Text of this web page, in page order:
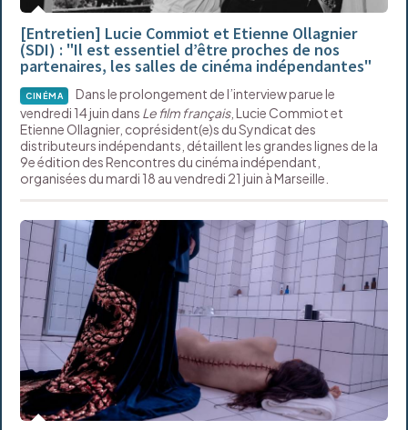
[Entretien] Lucie Commiot et Etienne Ollagnier
(SDI) : "Il est essentiel d’être proches de nos
partenaires, les salles de cinéma indépendantes"
CINÉMA
Dans le prolongement de l’interview parue le
vendredi 14 juin dans Le film français, Lucie Commiot et
Etienne Ollagnier, coprésident(e)s du Syndicat des
distributeurs indépendants, détaillent les grandes lignes de la
9e édition des Rencontres du cinéma indépendant,
organisées du mardi 18 au vendredi 21 juin à Marseille.